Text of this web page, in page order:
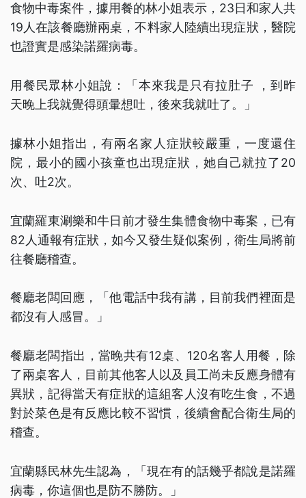
食物中毒案件，據用餐的林小姐表示，23日和家人共
19人在該餐廳辦兩桌，不料家人陸續出現症狀，醫院
也證實是感染諾羅病毒。
用餐民眾林小姐說：「本來我是只有拉肚子 ，到昨
天晚上我就覺得頭暈想吐，後來我就吐了。」
據林小姐指出，有兩名家人症狀較嚴重，一度還住
院，最小的國小孩童也出現症狀，她自己就拉了20
次、吐2次。
宜蘭羅東涮樂和牛日前才發生集體食物中毒案，已有
82人通報有症狀，如今又發生疑似案例，衛生局將前
往餐廳稽查。
餐廳老闆回應，「他電話中我有講，目前我們裡面是
都沒有人感冒。」
餐廳老闆指出，當晚共有12桌、120名客人用餐，除
了兩桌客人，目前其他客人以及員工尚未反應身體有
異狀，記得當天有症狀的這組客人沒有吃生食，不過
對於菜色是有反應比較不習慣，後續會配合衛生局的
稽查。
宜蘭縣民林先生認為，「現在有的話幾乎都說是諾羅
病毒，你這個也是防不勝防。」